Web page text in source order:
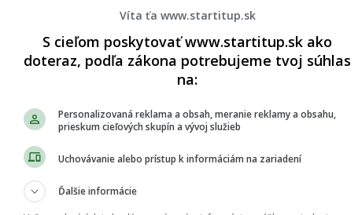
Víta ťa www.startitup.sk
S cieľom poskytovať www.startitup.sk ako
doteraz, podľa zákona potrebujeme tvoj súhlas
na:
Personalizovaná reklama a obsah, meranie reklamy a obsahu,
prieskum cieľových skupín a vývoj služieb
Uchovávanie alebo prístup k informáciám na zariadení
Ďalšie informácie